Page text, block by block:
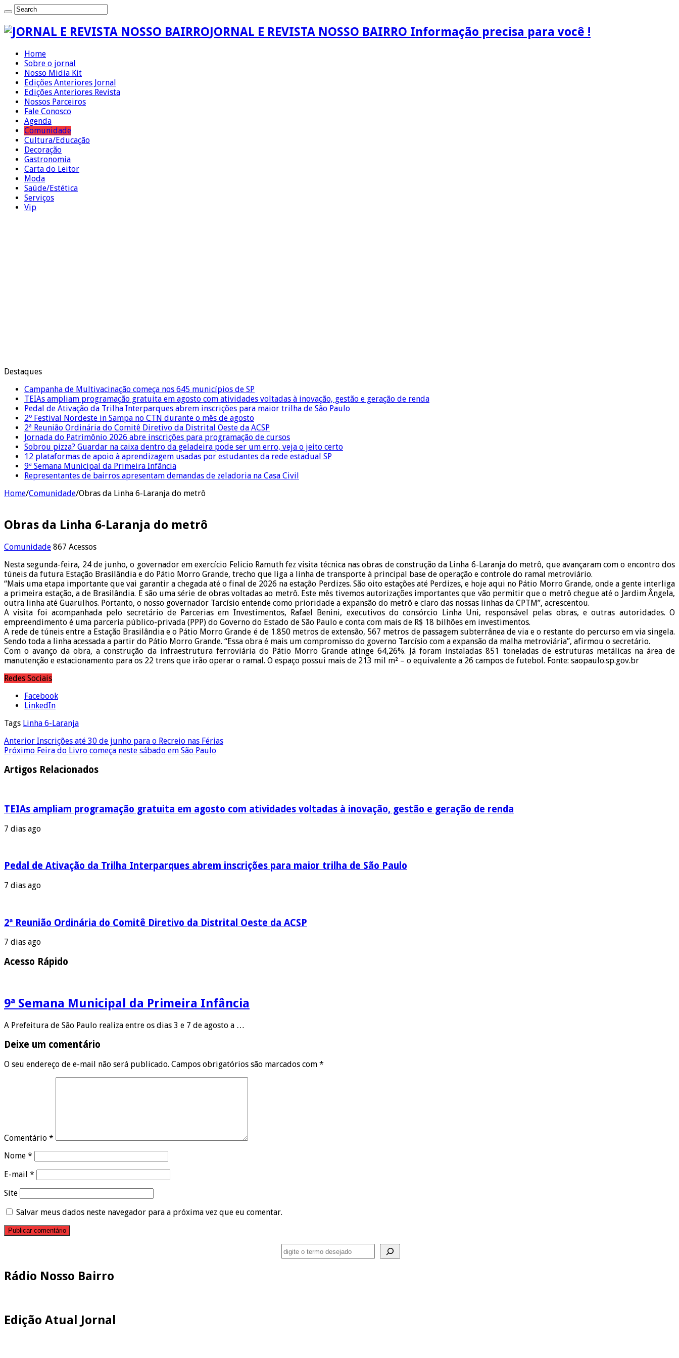
JORNAL E REVISTA NOSSO BAIRRO Informação precisa para você !
Home
Sobre o jornal
Nosso Midia Kit
Edições Anteriores Jornal
Edições Anteriores Revista
Nossos Parceiros
Fale Conosco
Agenda
Comunidade
Cultura/Educação
Decoração
Gastronomia
Carta do Leitor
Moda
Saúde/Estética
Serviços
Vip
Destaques
Campanha de Multivacinação começa nos 645 municípios de SP
TEIAs ampliam programação gratuita em agosto com atividades voltadas à inovação, gestão e geração de renda
Pedal de Ativação da Trilha Interparques abrem inscrições para maior trilha de São Paulo
2º Festival Nordeste in Sampa no CTN durante o mês de agosto
2ª Reunião Ordinária do Comitê Diretivo da Distrital Oeste da ACSP
Jornada do Patrimônio 2026 abre inscrições para programação de cursos
Sobrou pizza? Guardar na caixa dentro da geladeira pode ser um erro, veja o jeito certo
12 plataformas de apoio à aprendizagem usadas por estudantes da rede estadual SP
9ª Semana Municipal da Primeira Infância
Representantes de bairros apresentam demandas de zeladoria na Casa Civil
Home/Comunidade/Obras da Linha 6-Laranja do metrô
Obras da Linha 6-Laranja do metrô
Comunidade 867 Acessos
Nesta segunda-feira, 24 de junho, o governador em exercício Felicio Ramuth fez visita técnica nas obras de construção da Linha 6-Laranja do metrô, que avançaram com o encontro dos
túneis da futura Estação Brasilândia e do Pátio Morro Grande, trecho que liga a linha de transporte à principal base de operação e controle do ramal metroviário.
“Mais uma etapa importante que vai garantir a chegada até o final de 2026 na estação Perdizes. São oito estações até Perdizes, e hoje aqui no Pátio Morro Grande, onde a gente interliga
a primeira estação, a de Brasilândia. E são uma série de obras voltadas ao metrô. Este mês tivemos autorizações importantes que vão permitir que o metrô chegue até o Jardim Ângela,
outra linha até Guarulhos. Portanto, o nosso governador Tarcísio entende como prioridade a expansão do metrô e claro das nossas linhas da CPTM”, acrescentou.
A visita foi acompanhada pelo secretário de Parcerias em Investimentos, Rafael Benini, executivos do consórcio Linha Uni, responsável pelas obras, e outras autoridades. O
empreendimento é uma parceria público-privada (PPP) do Governo do Estado de São Paulo e conta com mais de R$ 18 bilhões em investimentos.
A rede de túneis entre a Estação Brasilândia e o Pátio Morro Grande é de 1.850 metros de extensão, 567 metros de passagem subterrânea de via e o restante do percurso em via singela.
Sendo toda a linha acessada a partir do Pátio Morro Grande. “Essa obra é mais um compromisso do governo Tarcísio com a expansão da malha metroviária”, afirmou o secretário.
Com o avanço da obra, a construção da infraestrutura ferroviária do Pátio Morro Grande atinge 64,26%. Já foram instaladas 851 toneladas de estruturas metálicas na área de
manutenção e estacionamento para os 22 trens que irão operar o ramal. O espaço possui mais de 213 mil m² – o equivalente a 26 campos de futebol. Fonte: saopaulo.sp.gov.br
Redes Sociais
Facebook
LinkedIn
Tags Linha 6-Laranja
Anterior Inscrições até 30 de junho para o Recreio nas Férias
Próximo Feira do Livro começa neste sábado em São Paulo
Artigos Relacionados
TEIAs ampliam programação gratuita em agosto com atividades voltadas à inovação, gestão e geração de renda
7 dias ago
Pedal de Ativação da Trilha Interparques abrem inscrições para maior trilha de São Paulo
7 dias ago
2ª Reunião Ordinária do Comitê Diretivo da Distrital Oeste da ACSP
7 dias ago
Acesso Rápido
9ª Semana Municipal da Primeira Infância
A Prefeitura de São Paulo realiza entre os dias 3 e 7 de agosto a …
Deixe um comentário
O seu endereço de e-mail não será publicado. Campos obrigatórios são marcados com *
Comentário *
Nome *
E-mail *
Site
Salvar meus dados neste navegador para a próxima vez que eu comentar.
Rádio Nosso Bairro
Edição Atual Jornal